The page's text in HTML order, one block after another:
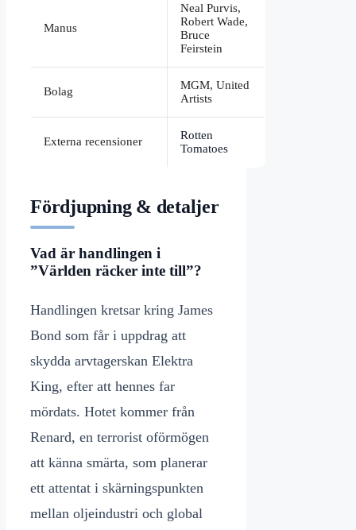
Manus
Neal Purvis,
Robert Wade,
Bruce
Feirstein
Bolag
MGM, United
Artists
Externa recensioner
Rotten
Tomatoes
Fördjupning & detaljer
Vad är handlingen i
”Världen räcker inte till”?
Handlingen kretsar kring James
Bond som får i uppdrag att
skydda arvtagerskan Elektra
King, efter att hennes far
mördats. Hotet kommer från
Renard, en terrorist oförmögen
att känna smärta, som planerar
ett attentat i skärningspunkten
mellan oljeindustri och global